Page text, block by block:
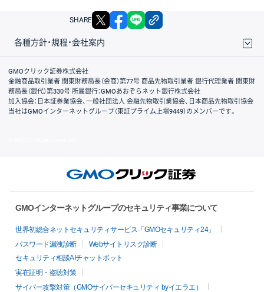
SHARE X facebook
各種方針・規程・会社案内
取引規程・約款
サイトマップ
その他のご案内
個人情報保護方針
最良執行方針
サイトのご利用について
ディスクレイマー
信託保全
リスク説明
会社案内
GMOクリック証券株式会社
金融商品取引業者 関東財務局長（金商）第77号 商品先物取引業者 銀行代理業者 関東財
務局長（銀代）第330号 所属銀行：GMOあおぞらネット銀行株式会社
加入協会：日本証券業協会、一般社団法人 金融先物取引業協会、日本商品先物取引協会
当社はGMOインターネットグループ（東証プライム上場9449）のメンバーです。
GMOインターネットグループのセキュリティ事業について
世界初総合ネットセキュリティサービス「GMOセキュリティ24」
パスワード漏洩診断
Webサイトリスク診断
セキュリティ相談AIチャットボット
実在証明・盗聴対策
サイバー攻撃対策（GMOサイバーセキュリティ byイエラエ）